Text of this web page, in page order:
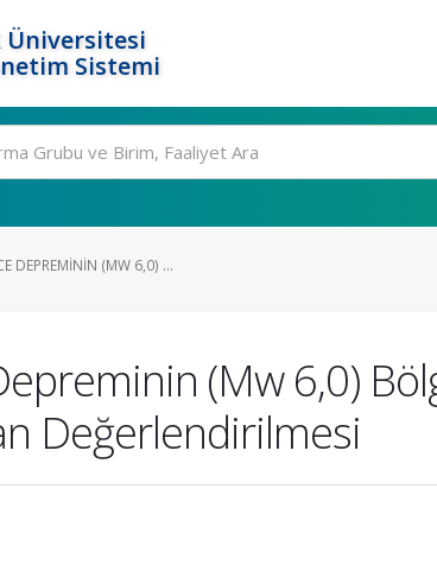
Üniversitesi
Sistemi
DEPREMININ (MW 6,0) ...
(Mw 6,0)
Değerlendirilmesi